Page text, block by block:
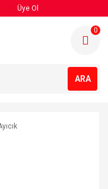
Üye Ol
ARA
0